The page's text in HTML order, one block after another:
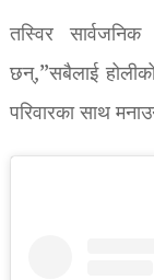
तस्विर
छन्,”सबैलाई
परिवारका साथ